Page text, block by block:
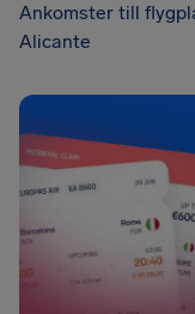
Ankomster till
Alicante